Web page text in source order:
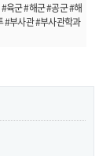
육군 #해군 #공군 #해
#부사관 #부사관학과